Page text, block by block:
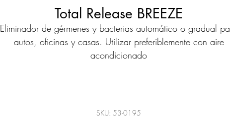
Total Release BREEZE
Eliminador de gérmenes y bacterias automático o gradual
autos, oficinas y casas. Utilizar preferiblemente con aire
acondicionado
SKU: 53-0195